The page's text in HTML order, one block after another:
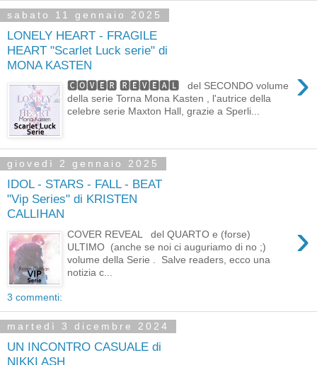
sabato 11 gennaio 2025
LONELY HEART - FRAGILE
HEART "Scarlet Luck serie" di
MONA KASTEN
›
🅲🅾🆅🅴🆁 🆁🅴🆅🅴🅰🅻 del SECONDO volume
della serie Torna Mona Kasten , l'autrice della
celebre serie Maxton Hall, grazie a Sperli...
giovedì 2 gennaio 2025
IDOL - STARS - FALL - BEAT
"Vip Series" di KRISTEN
CALLIHAN
›
COVER REVEAL del QUARTO e (forse)
ULTIMO (anche se noi ci auguriamo di no ;)
volume della Serie . Salve readers, ecco una
notizia c...
3 commenti:
martedì 3 dicembre 2024
UN INCONTRO CASUALE di
NIKKI ASH